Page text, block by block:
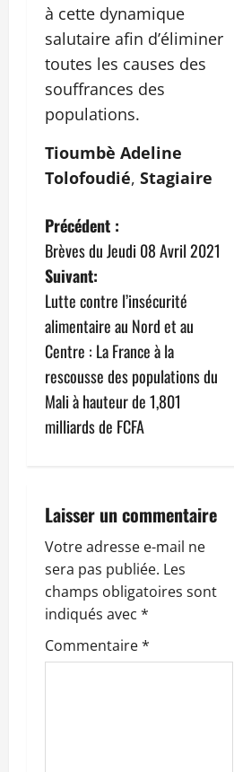
à cette dynamique
salutaire afin d’éliminer
toutes les causes des
souffrances des
populations.
Tioumbè Adeline
Tolofoudié, Stagiaire
N
a
v
i
g
a
o
n
d
’
Précédent :
Brèves du Jeudi 08 Avril 2021
Suivant:
Lutte contre l’insécurité
alimentaire au Nord et au
Centre : La France à la
rescousse des populations du
Mali à hauteur de 1,801
milliards de FCFA
Laisser un commentaire
Votre adresse e-mail ne
sera pas publiée. Les
champs obligatoires sont
indiqués avec *
Commentaire*